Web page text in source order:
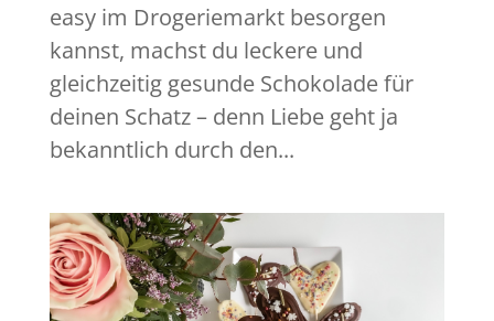
easy im Drogeriemarkt besorgen
kannst, machst du leckere und
gleichzeitig gesunde Schokolade für
deinen Schatz – denn Liebe geht ja
bekanntlich durch den...